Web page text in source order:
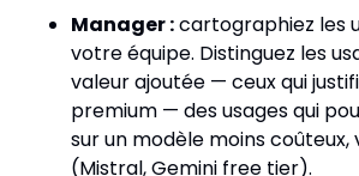
Manager : cartographiez les
votre équipe. Distinguez les
valeur ajoutée — ceux qui
premium — des usages qui
sur un modèle moins
(Mistral, Gemini free tier).